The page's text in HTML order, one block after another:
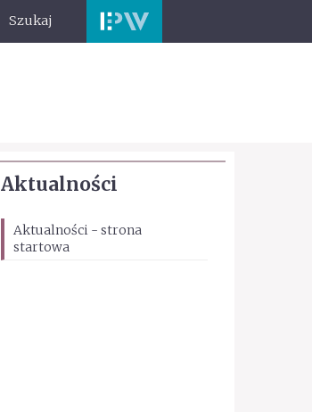
Szukaj
Aktualności
Aktualności - strona
startowa